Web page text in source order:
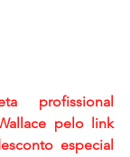
profissional
pelo link
especial